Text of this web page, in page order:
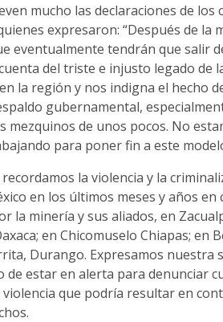
mucho las declaraciones de los
expresaron: “Después de la
eventualmente tendrán que salir
del triste e injusto legado de
la región y nos indigna el hecho
gubernamental,
mezquinos de unos pocos. No
para poner fin a este
la violencia y la
en los últimos meses y años en
la minería y sus aliados, en
en Chicomuselo Chiapas; en
Durango. Expresamos nuestra
de estar en alerta para denunciar
que podría resultar en